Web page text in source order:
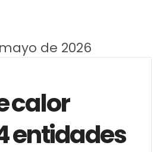
de 2026
calor
entidades